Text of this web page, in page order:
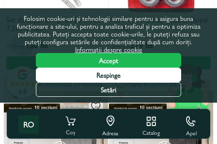
Set de suporturi plate cu dibluri
7,2x170mm
130 lei
Kit 7 in 1 montaj radiator Royal
1x1/2
336 lei279 lei
Poate fi comandat cu montaj Poate fi comandat cu montaj
RO
Coș Adresa Catalog Apel
4.8
Folosim cookie-uri și tehnologii similare pentru a asigura buna
funcționare a site-ului, pentru a analiza traficul și pentru a optimiza
publicitatea. Puteți accepta toate cookie-urile, le puteți refuza sau
puteți configura setările de confidențialitate după cum doriți.
Informații despre cookie
Accept
Respinge
Setări